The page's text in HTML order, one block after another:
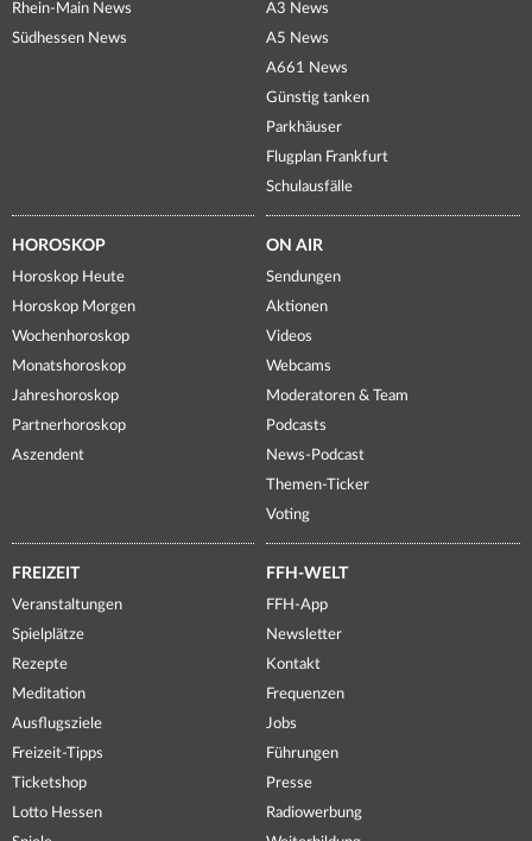
Rhein-Main News
Südhessen News
A3 News
A5 News
A661 News
Günstig tanken
Parkhäuser
Flugplan Frankfurt
Schulausfälle
HOROSKOP
Horoskop Heute
Horoskop Morgen
Wochenhoroskop
Monatshoroskop
Jahreshoroskop
Partnerhoroskop
Aszendent
ON AIR
Sendungen
Aktionen
Videos
Webcams
Moderatoren & Team
Podcasts
News-Podcast
Themen-Ticker
Voting
FREIZEIT
Veranstaltungen
Spielplätze
Rezepte
Meditation
Ausflugsziele
Freizeit-Tipps
Ticketshop
Lotto Hessen
FFH-WELT
FFH-App
Newsletter
Kontakt
Frequenzen
Jobs
Führungen
Presse
Radiowerbung